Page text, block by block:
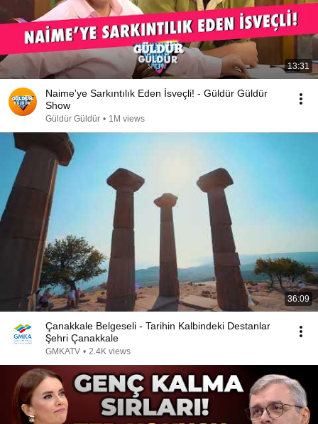
13:31
Naime'ye Sarkıntılık Eden İsveçli! - Güldür Güldür
Show
Güldür Güldür • 1M views
36:09
Çanakkale Belgeseli - Tarihin Kalbindeki Destanlar
Şehri Çanakkale
GMKATV • 2.4K views